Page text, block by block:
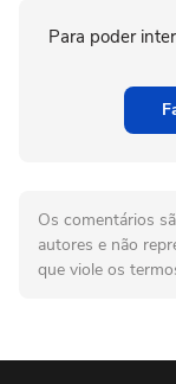
Para poder
Os comentários
autores e não
que viole os